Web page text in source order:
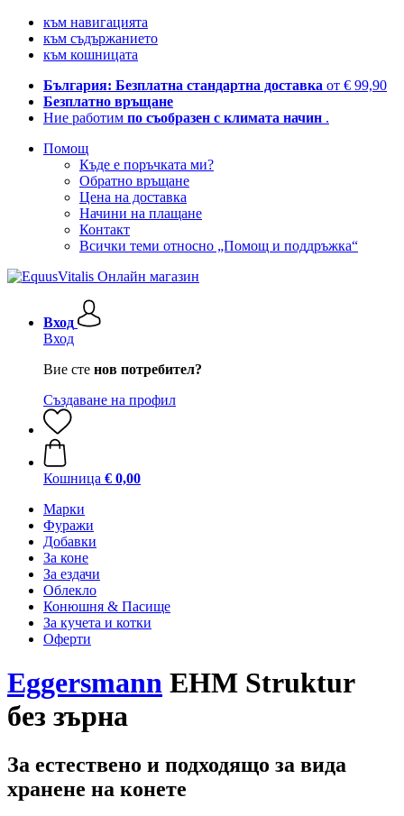
към навигацията
към съдържанието
към кошницата
България: Безплатна стандартна доставка от € 99,90
Безплатно връщане
Ние работим по съобразен с климата начин .
Помощ
Къде е поръчката ми?
Обратно връщане
Цена на доставка
Начини на плащане
Контакт
Всички теми относно „Помощ и поддръжка“
Вход
Вход
Вие сте нов потребител?
Създаване на профил
Кошница € 0,00
Марки
Фуражи
Добавки
За коне
За ездачи
Облекло
Конюшня & Пасище
За кучета и котки
Оферти
Eggersmann EHM Struktur
без зърна
За естествено и подходящо за вида
хранене на конете